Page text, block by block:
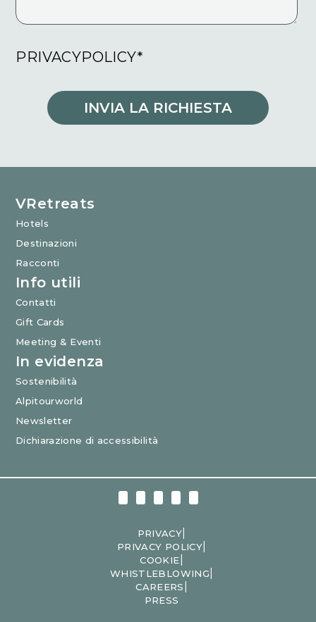
PRIVACYPOLICY*
INVIA LA RICHIESTA
VRetreats
Hotels
Destinazioni
Racconti
Info utili
Contatti
Gift Cards
Meeting & Eventi
In evidenza
Sostenibilità
Alpitourworld
Newsletter
Dichiarazione di accessibilità
PRIVACY
PRIVACY POLICY|
COOKIE
WHISTLEBLOWING
CAREERS
PRESS